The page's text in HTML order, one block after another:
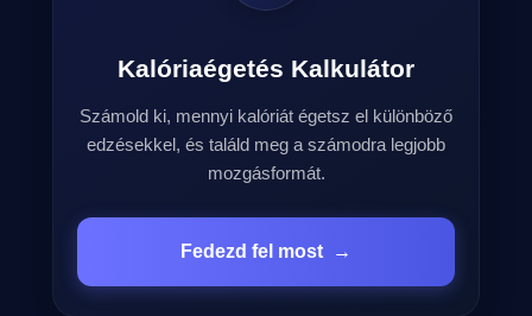
Kalóriaégetés Kalkulátor
Számold ki, mennyi kalóriát égetsz el különböző
edzésekkel, és találd meg a számodra legjobb
mozgásformát.
Fedezd fel most →